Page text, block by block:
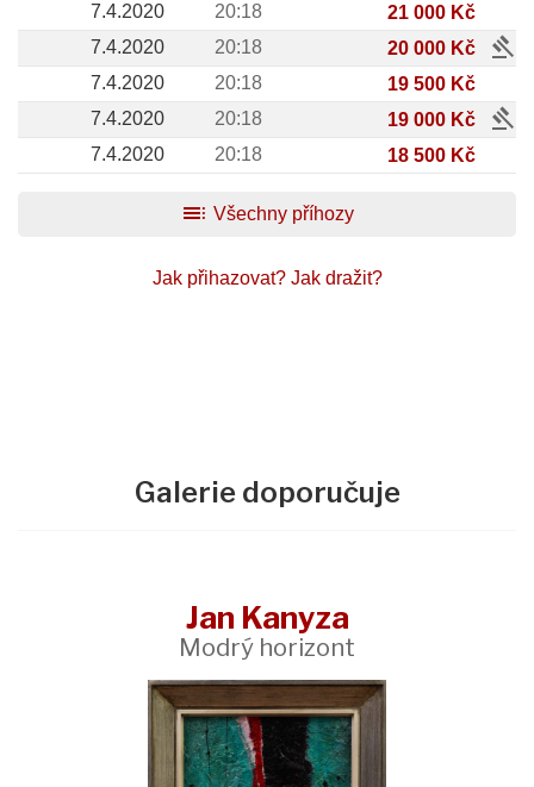
7.4.2020 20:18
21 000 Kč
7.4.2020
20:18 20 000 Kč gavel
7.4.2020 20:18
19 500 Kč
7.4.2020
20:18 19 000 Kč gavel
7.4.2020 20:18 18 500 Kč
toc Všechny příhozy
Jak přihazovat? Jak dražit?
Galerie doporučuje
Jan Kanyza
Modrý horizont